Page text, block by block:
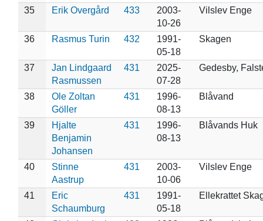
35 Erik Overgård 433
2003-
10-26
Vilslev Enge
36 Rasmus Turin 432
1991-
05-18
Skagen
37
Jan Lindgaard
Rasmussen
431
2025-
07-28
Gedesby,
38
Ole Zoltan
Göller
431
1996-
08-13
Blåvand
39
Hjalte
Benjamin
Johansen
431
1996-
08-13
Blåvands Huk
40
Stinne
Aastrup
431
2003-
10-06
Vilslev Enge
41
Eric
Schaumburg
431
1991-
05-18
Ellekrattet